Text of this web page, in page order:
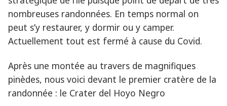
nombreuses randonnées. En temps normal on
peut s’y restaurer, y dormir ou y camper.
Actuellement tout est fermé à cause du Covid.
Après une montée au travers de magnifiques
pinèdes, nous voici devant le premier cratère de la
randonnée : le Crater del Hoyo Negro